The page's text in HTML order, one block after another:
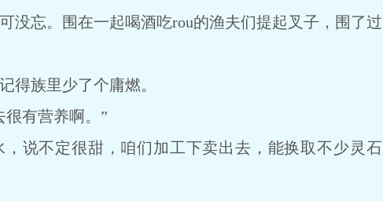
忘。围在一起喝酒吃rou的渔夫们提起叉子，围了过
族里少了个庸燃。
有营养啊。”
不定很甜，咱们加工下卖出去，能换取不少灵石